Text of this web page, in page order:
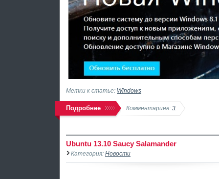
Метки к статье: Windows
Подробнее Комментариев: 3
Ubuntu 13.10 Saucy Salamander
Категория: Новости